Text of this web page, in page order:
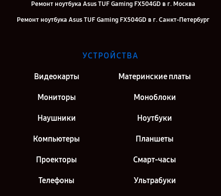
Ремонт ноутбука Asus TUF Gaming FX504GD в г. Москва
Ремонт ноутбука Asus TUF Gaming FX504GD в г. Санкт-Петербург
УСТРОЙСТВА
Видеокарты Материнские платы
Мониторы Моноблоки
Наушники Ноутбуки
Компьютеры Планшеты
Проекторы Смарт-часы
Телефоны Ультрабуки